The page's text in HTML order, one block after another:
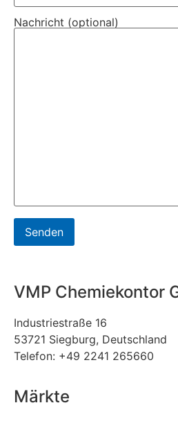
Nachricht (optional)
VMP Chemiekontor
Industriestraße 16
53721 Siegburg, Deutschland
Telefon: +49 2241 265660
Märkte